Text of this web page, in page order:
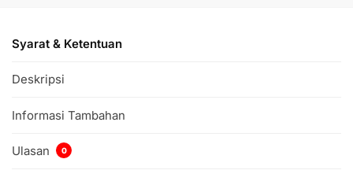
Syarat & Ketentuan
Deskripsi
Informasi Tambahan
Ulasan 0